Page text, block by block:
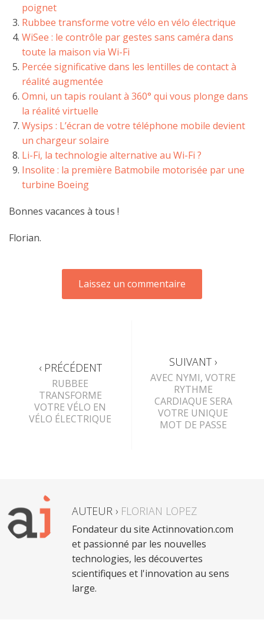
poignet
Rubbee transforme votre vélo en vélo électrique
WiSee : le contrôle par gestes sans caméra dans
toute la maison via Wi-Fi
Percée significative dans les lentilles de contact à
réalité augmentée
Omni, un tapis roulant à 360° qui vous plonge dans
la réalité virtuelle
Wysips : L’écran de votre téléphone mobile devient
un chargeur solaire
Li-Fi, la technologie alternative au Wi-Fi ?
Insolite : la première Batmobile motorisée par une
turbine Boeing
Bonnes vacances à tous !
Florian.
‹ PRÉCÉDENT
RUBBEE
TRANSFORME
VOTRE VÉLO EN
VÉLO ÉLECTRIQUE
SUIVANT ›
AVEC NYMI, VOTRE
RYTHME
CARDIAQUE SERA
VOTRE UNIQUE
MOT DE PASSE
AUTEUR › FLORIAN LOPEZ
Fondateur du site Actinnovation.com
et passionné par les nouvelles
technologies, les découvertes
scientifiques et l'innovation au sens
large.